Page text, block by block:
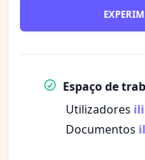
Espaço de
Utilizadores
Documentos